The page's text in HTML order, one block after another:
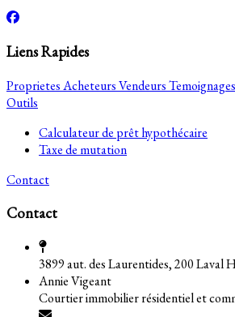
Liens Rapides
ProprietesAcheteursVendeursTemoignages
Outils
Calculateur de prêt hypothécaire
Taxe de mutation
Contact
Contact
3899 aut. des Laurentides, 200 Laval
Annie Vigeant
Courtier immobilier résidentiel et